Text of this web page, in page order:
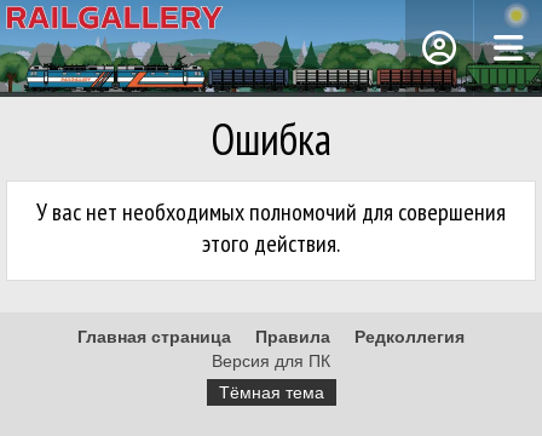
Ошибка
У вас нет необходимых полномочий для совершения
этого действия.
Главная страница Правила
Редколлегия
Версия для ПК
Тёмная тема